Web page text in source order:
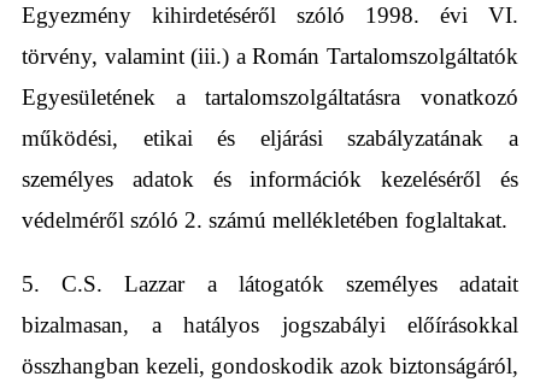
Egyezmény kihirdetéséről szóló 1998. évi VI.
törvény, valamint (iii.) a Román Tartalomszolgáltatók
Egyesületének a tartalomszolgáltatásra vonatkozó
működési, etikai és eljárási szabályzatának a
személyes adatok és információk kezeléséről és
védelméről szóló 2. számú mellékletében foglaltakat.
5. C.S. Lazzar a látogatók személyes adatait
bizalmasan, a hatályos jogszabályi előírásokkal
összhangban kezeli, gondoskodik azok biztonságáról,